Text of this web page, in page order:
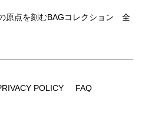
原点を刻むBAGコレクション 全
POLICY
FAQ